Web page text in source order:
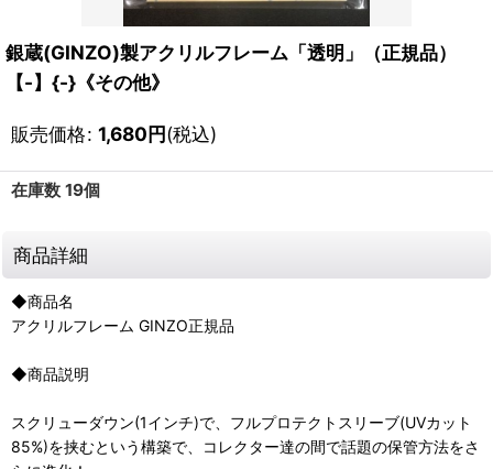
銀蔵(GINZO)製アクリルフレーム「透明」（正規品）
【-】{-}《その他》
販売価格: 1,680円(税込)
在庫数 19個
商品詳細
◆商品名
アクリルフレーム GINZO正規品
◆商品説明
スクリューダウン(1インチ)で、フルプロテクトスリーブ(UVカット
85%)を挟むという構築で、コレクター達の間で話題の保管方法をさ